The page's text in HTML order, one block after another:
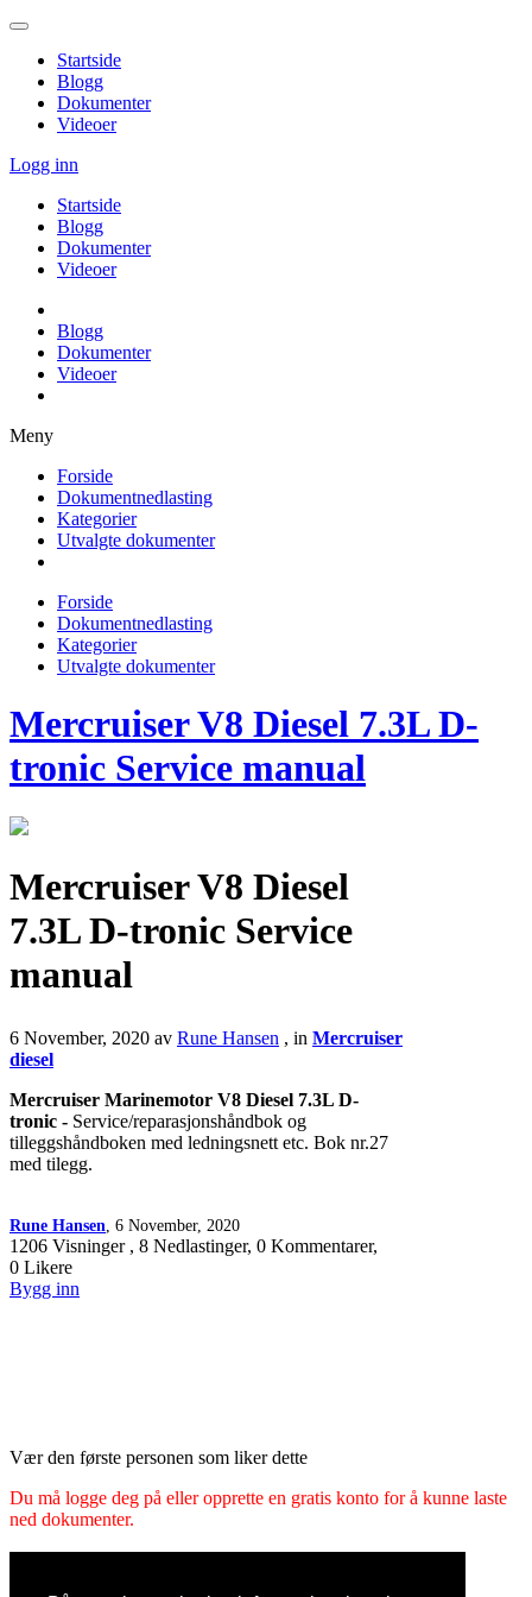
Startside
Blogg
Dokumenter
Videoer
Logg inn
Startside
Blogg
Dokumenter
Videoer
Blogg
Dokumenter
Videoer
Meny
Forside
Dokumentnedlasting
Kategorier
Utvalgte dokumenter
Forside
Dokumentnedlasting
Kategorier
Utvalgte dokumenter
Mercruiser V8 Diesel 7.3L D-
tronic Service manual
Mercruiser V8 Diesel
7.3L D-tronic Service
manual
6 November, 2020 av Rune Hansen , in Mercruiser
diesel
Mercruiser Marinemotor V8 Diesel 7.3L D-
tronic - Service/reparasjonshåndbok og
tilleggshåndboken med ledningsnett etc. Bok nr.27
med tilegg.
Rune Hansen , 6 November, 2020
1206 Visninger , 8 Nedlastinger, 0 Kommentarer,
0 Likere
Bygg inn
Vær den første personen som liker dette
Du må logge deg på eller opprette en gratis konto for å kunne laste
ned dokumenter.